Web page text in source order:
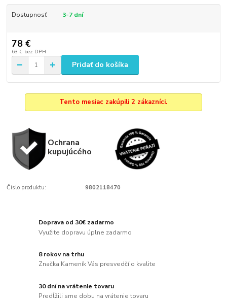
Dostupnosť 3-7 dní
78 €
63 € bez DPH
Pridať do košíka
Tento mesiac zakúpili 2 zákazníci.
Ochrana
kupujúcého
Číslo produktu: 9802118470
Doprava od 30€ zadarmo
Využite dopravu úplne zadarmo
8 rokov na trhu
Značka Kameník Vás presvedčí o kvalite
30 dní na vrátenie tovaru
Predĺžili sme dobu na vrátenie tovaru